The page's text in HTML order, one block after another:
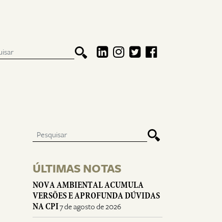
ÚLTIMAS NOTAS
NOVA AMBIENTAL ACUMULA
VERSÕES E APROFUNDA DÚVIDAS
NA CPI7 de agosto de 2026